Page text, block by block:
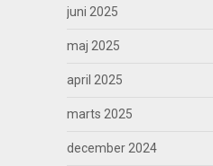
juni 2025
maj 2025
april 2025
marts 2025
december 2024